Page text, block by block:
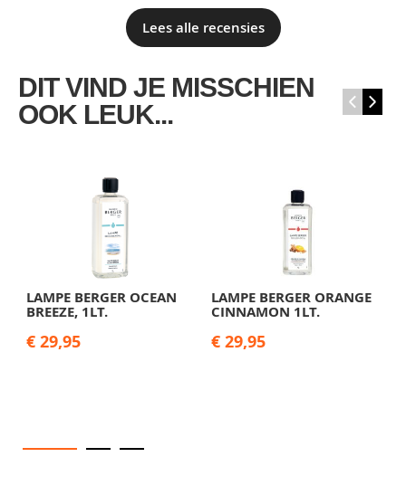
Lees alle recensies
DIT VIND JE MISSCHIEN
OOK LEUK...
‹ ›
LAMPE BERGER OCEAN
BREEZE, 1LT.
€ 29,95
LAMPE BERGER ORANGE
CINNAMON 1LT.
€ 29,95